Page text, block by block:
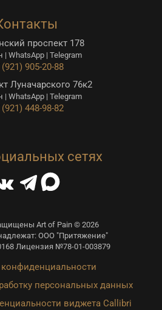
проспект 178
| WhatsApp | Telegram
905-20-88
Луначарского 76к2
| WhatsApp | Telegram
448-98-82
сетях
Art of Pain © 2026
ООО "Притяжение"
Лицензия №78-01-003879
персональных данных
виджета Callibri